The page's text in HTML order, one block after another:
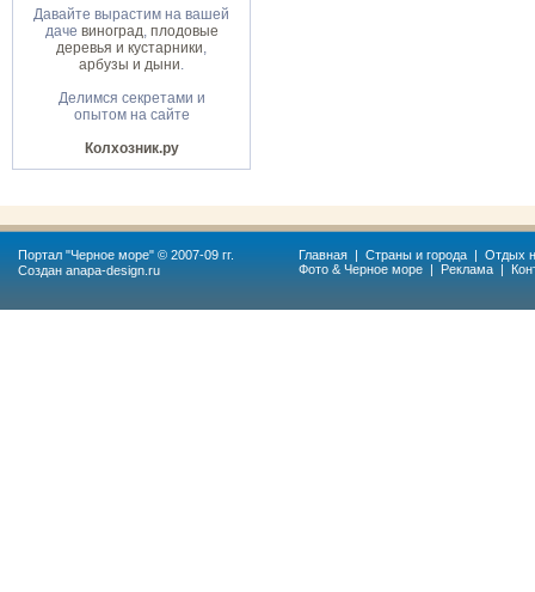
Давайте вырастим на вашей
даче виноград, плодовые
деревья и кустарники,
арбузы и дыни.
Делимся секретами и
опытом на сайте
Колхозник.ру
Портал "Черное море" © 2007-09 гг.
Создан anapa-design.ru
Главная | Страны и города | Отдых
Фото & Черное море | Реклама |